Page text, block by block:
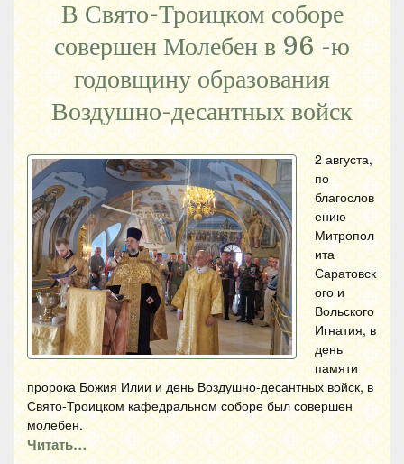
В Свято-Троицком соборе
совершен Молебен в 96 -ю
годовщину образования
Воздушно-десантных войск
2 августа,
по
благослов
ению
Митропол
ита
Саратовск
ого и
Вольского
Игнатия, в
день
памяти
пророка Божия Илии и день Воздушно-десантных войск, в
Свято-Троицком кафедральном соборе был совершен
молебен.
Читать…